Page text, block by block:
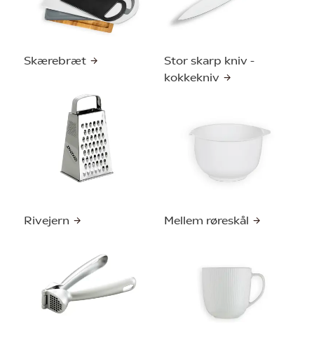
Skærebræt
Stor skarp kniv -
kokkekniv
Rivejern Mellem røreskål